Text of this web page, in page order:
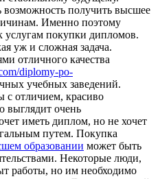
возможность получить высшее
Именно поэтому
услугам покупки дипломов.
уж и сложная задача.
отличного качества
diplomy-po-
учебных заведений.
отличием, красиво
выглядит очень
иметь диплом, но не хочет
путем. Покупка
образовании может быть
Некоторые люди,
работы, но им необходимо